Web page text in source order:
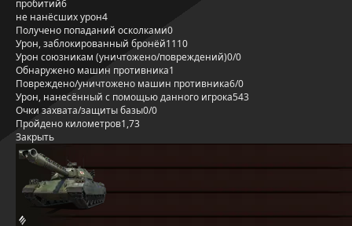
пробитий6
не нанёсших урон4
Получено попаданий осколками0
Урон, заблокированный бронёй1110
Урон союзникам (уничтожено/повреждений)0/0
Обнаружено машин противника1
Повреждено/уничтожено машин противника6/0
Урон, нанесённый с помощью данного игрока543
Очки захвата/защиты базы0/0
Пройдено километров1,73
Закрыть